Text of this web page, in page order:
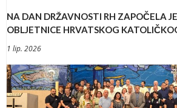
NA DAN DRŽAVNOSTI RH ZAPOČELA
OBLJETNICE HRVATSKOG
1 lip. 2026